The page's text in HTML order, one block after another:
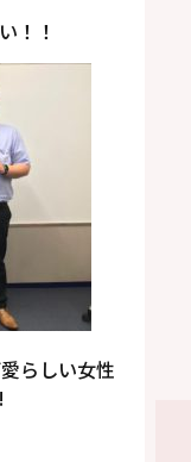
！！
らしい女性